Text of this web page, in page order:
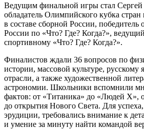
Ведущим финальной игры стал
обладатель Олимпийского кубка стран
в составе сборной России, победитель
России по «Что? Где? Когда?»,
спортивному «Что? Где? Когда?».
Финалистов ждали 36 вопросов по
истории, массовой культуре, русскому
отрасли, а также художественной
астрономии. Школьники вспомнили
фактов: от «Титаника» до «Людей Х»,
до открытия Нового Света. Для
эрудиции, требовались внимание к
и умение за минуту найти командой